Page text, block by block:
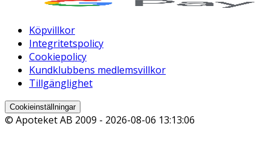
Köpvillkor
Integritetspolicy
Cookiepolicy
Kundklubbens medlemsvillkor
Tillgänglighet
Cookieinställningar
© Apoteket AB 2009 - 2026-08-06 13:13:06